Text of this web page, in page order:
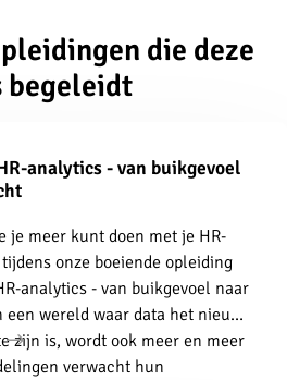
die deze
begeleidt
analytics - van buikgevoel
je meer kunt doen met je HR-
onze boeiende opleiding
analytics - van buikgevoel naar
wereld waar data het nieuwe
zijn is, wordt ook meer en meer
verwacht hun